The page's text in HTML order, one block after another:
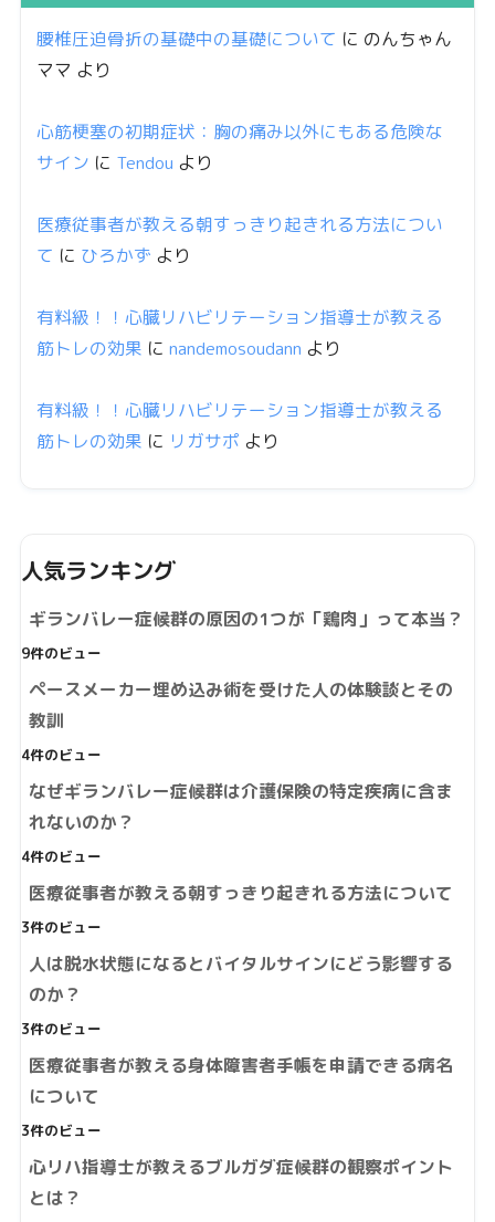
腰椎圧迫骨折の基礎中の基礎について に のんちゃん
ママ より
心筋梗塞の初期症状：胸の痛み以外にもある危険な
サイン に Tendou より
医療従事者が教える朝すっきり起きれる方法につい
て に ひろかず より
有料級！！心臓リハビリテーション指導士が教える
筋トレの効果 に nandemosoudann より
有料級！！心臓リハビリテーション指導士が教える
筋トレの効果 に リガサポ より
人気ランキング
ギランバレー症候群の原因の1つが「鶏肉」って本当？
9件のビュー
ペースメーカー埋め込み術を受けた人の体験談とその
教訓
4件のビュー
なぜギランバレー症候群は介護保険の特定疾病に含ま
れないのか？
4件のビュー
医療従事者が教える朝すっきり起きれる方法について
3件のビュー
人は脱水状態になるとバイタルサインにどう影響する
のか？
3件のビュー
医療従事者が教える身体障害者手帳を申請できる病名
について
3件のビュー
心リハ指導士が教えるブルガダ症候群の観察ポイント
とは？